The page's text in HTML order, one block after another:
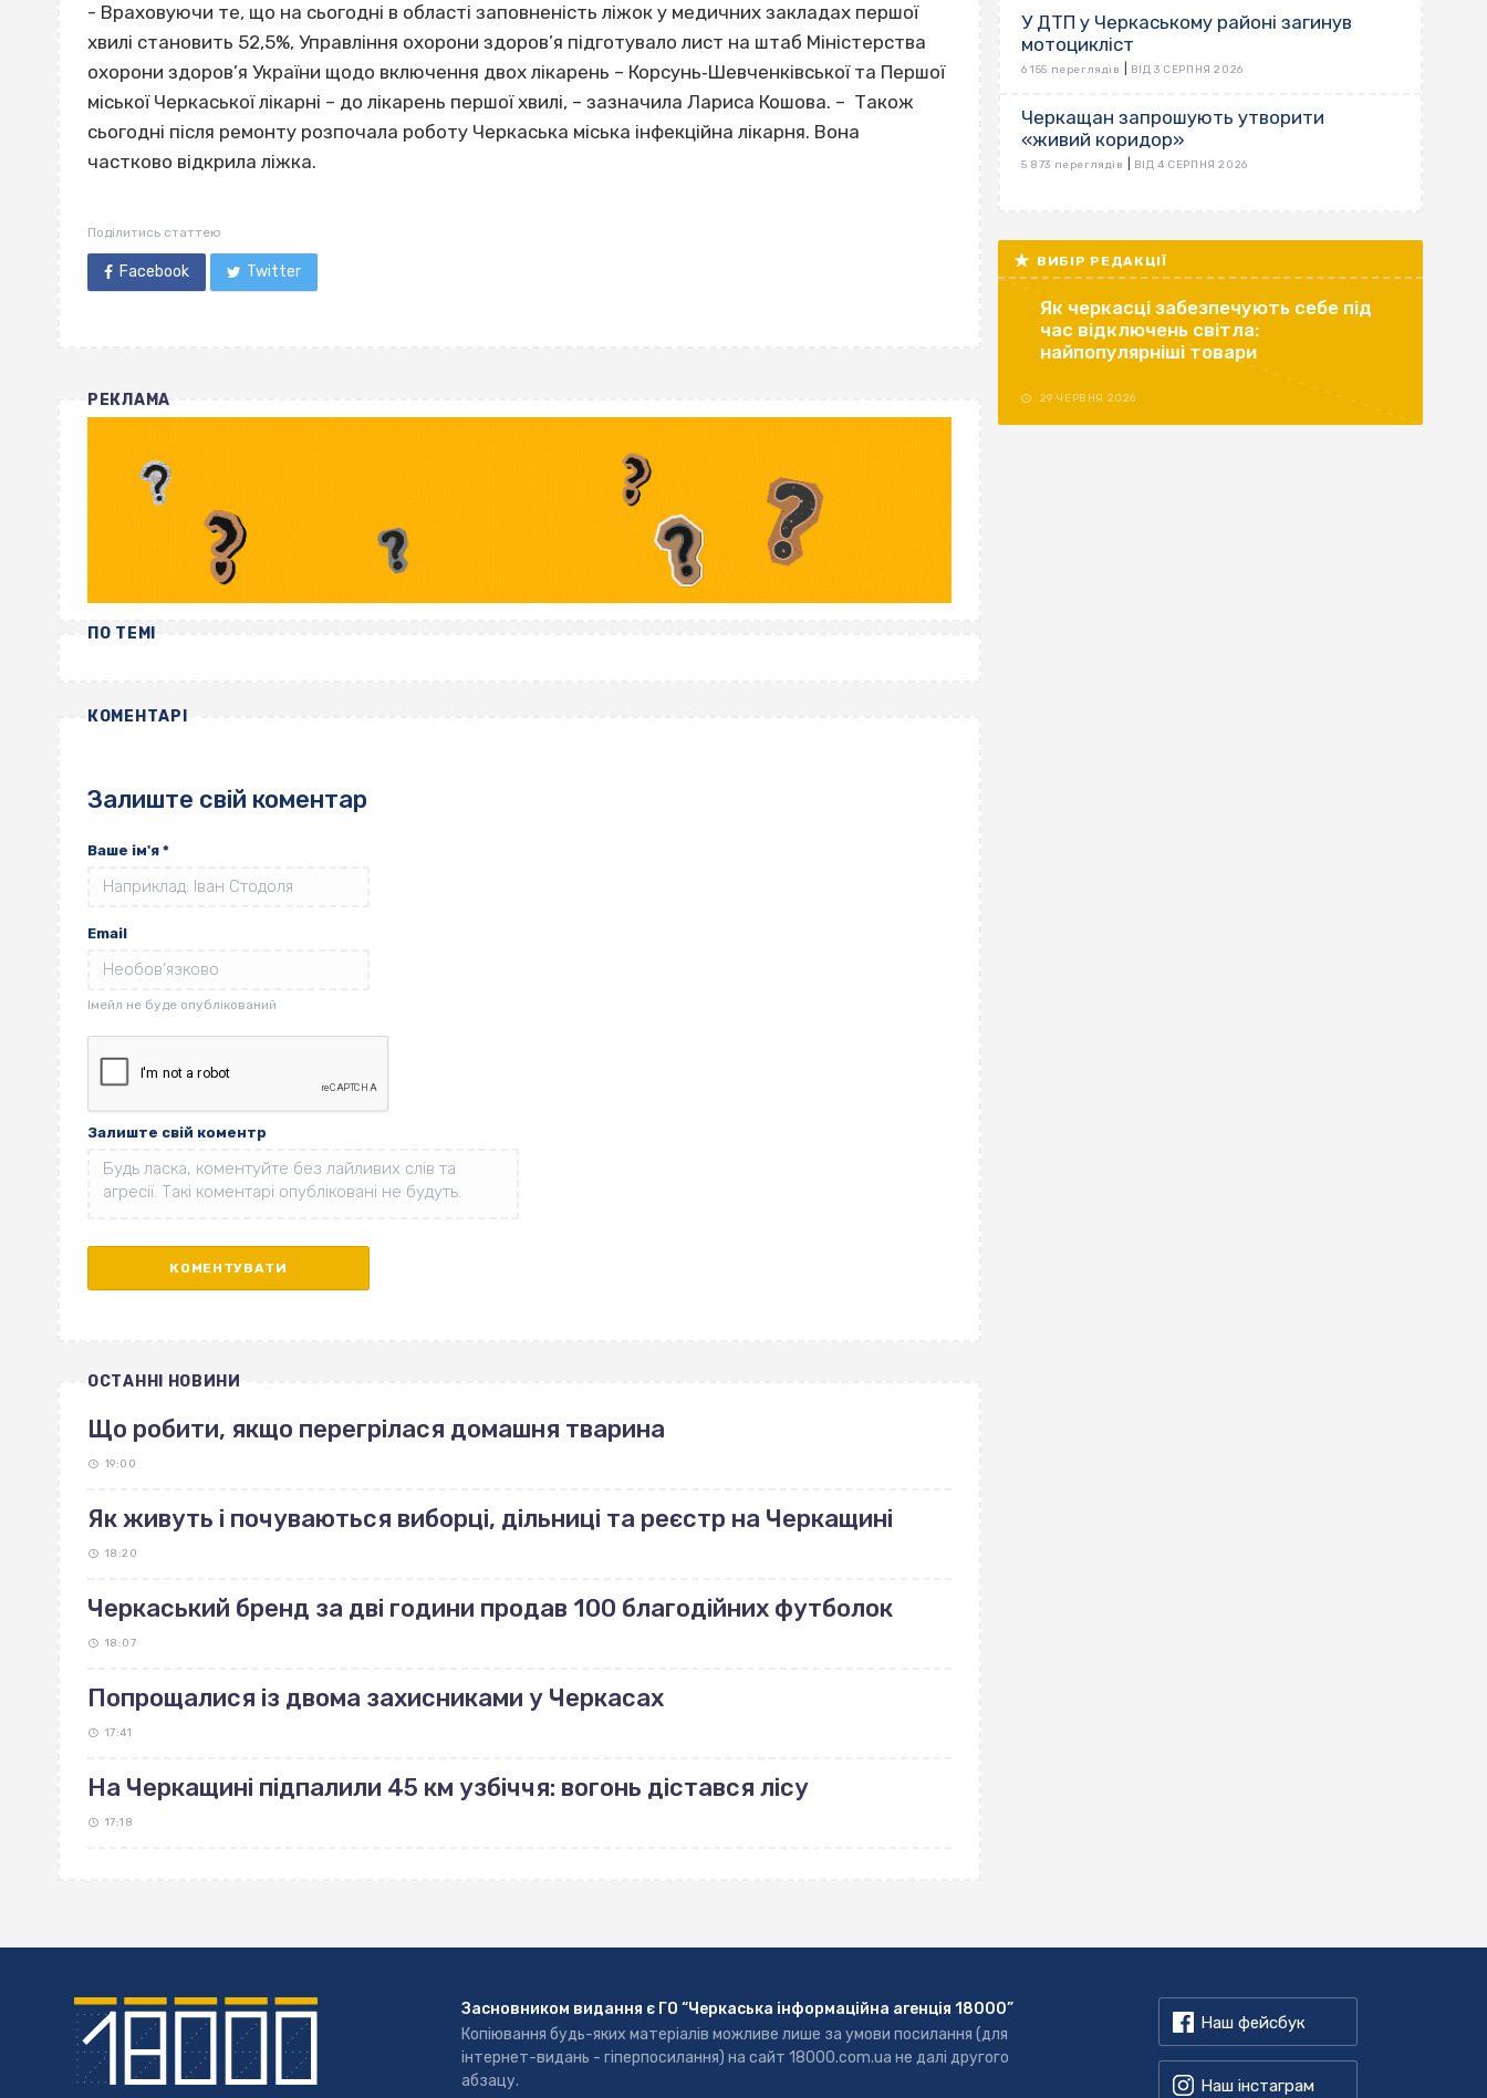
- Враховуючи те, що на сьогодні в області заповненість ліжок у медичних закладах першої
хвилі становить 52,5%, Управління охорони здоров’я підготувало лист на штаб Міністерства
охорони здоров’я України щодо включення двох лікарень – Корсунь‐Шевченківської та Першої
міської Черкаської лікарні – до лікарень першої хвилі, – зазначила Лариса Кошова. – Також
сьогодні після ремонту розпочала роботу Черкаська міська інфекційна лікарня. Вона
частково відкрила ліжка.
Поділитись статтею
Facebook Twitter
РЕКЛАМА
ПО ТЕМІ
КОМЕНТАРІ
Залиште свій коментар
Ваше ім'я *
Email
Залиште свій коментр
ОСТАННІ НОВИНИ
Що робити, якщо перегрілася домашня тварина
19:00
Як живуть і почуваються виборці, дільниці та реєстр на Черкащині
18:20
Черкаський бренд за дві години продав 100 благодійних футболок
18:07
Попрощалися із двома захисниками у Черкасах
17:41
На Черкащині підпалили 45 км узбіччя: вогонь дістався лісу
17:18
У ДТП у Черкаському районі загинув
мотоцикліст
6 155 переглядів ВІД 3 СЕРПНЯ 2026
Черкащан запрошують утворити
«живий коридор»
5 873 переглядів ВІД 4 СЕРПНЯ 2026
ВИБІР РЕДАКЦІЇ
Як черкасці забезпечують себе під
час відключень світла:
найпопулярніші товари
29 ЧЕРВНЯ 2026
Засновником видання є ГО “Черкаська інформаційна агенція 18000”
Копіювання будь-яких матеріалів можливе лише за умови посилання (для
інтернет-видань - гіперпосилання) на сайт 18000.com.ua не далі другого
абзацу.
Наш фейсбук
Наш інстаграм